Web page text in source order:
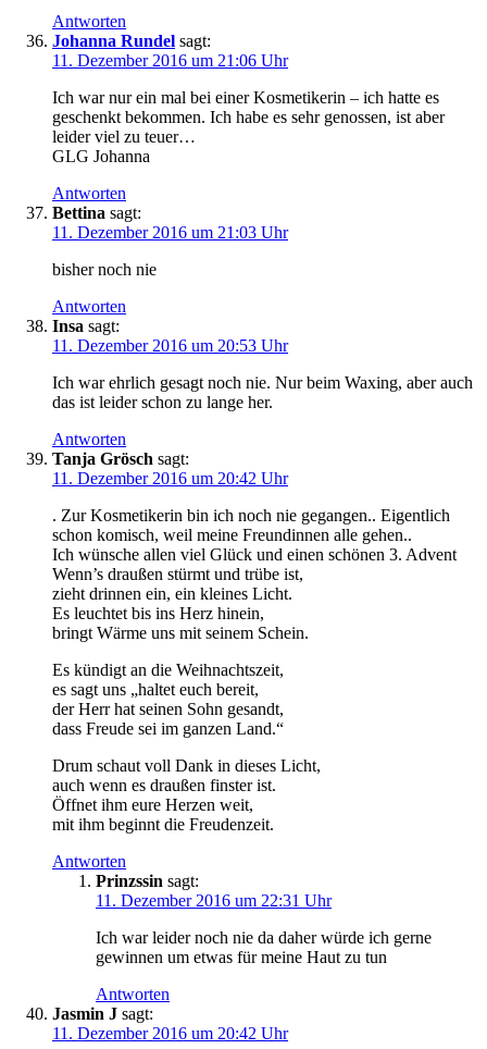
Antworten
Johanna Rundel sagt:
11. Dezember 2016 um 21:06 Uhr
Ich war nur ein mal bei einer Kosmetikerin – ich hatte es
geschenkt bekommen. Ich habe es sehr genossen, ist aber
leider viel zu teuer…
GLG Johanna
Antworten
Bettina sagt:
11. Dezember 2016 um 21:03 Uhr
bisher noch nie
Antworten
Insa sagt:
11. Dezember 2016 um 20:53 Uhr
Ich war ehrlich gesagt noch nie. Nur beim Waxing, aber auch
das ist leider schon zu lange her.
Antworten
Tanja Grösch sagt:
11. Dezember 2016 um 20:42 Uhr
. Zur Kosmetikerin bin ich noch nie gegangen.. Eigentlich
schon komisch, weil meine Freundinnen alle gehen..
Ich wünsche allen viel Glück und einen schönen 3. Advent
Wenn’s draußen stürmt und trübe ist,
zieht drinnen ein, ein kleines Licht.
Es leuchtet bis ins Herz hinein,
bringt Wärme uns mit seinem Schein.
Es kündigt an die Weihnachtszeit,
es sagt uns „haltet euch bereit,
der Herr hat seinen Sohn gesandt,
dass Freude sei im ganzen Land.“
Drum schaut voll Dank in dieses Licht,
auch wenn es draußen finster ist.
Öffnet ihm eure Herzen weit,
mit ihm beginnt die Freudenzeit.
Antworten
Prinzssin sagt:
11. Dezember 2016 um 22:31 Uhr
Ich war leider noch nie da daher würde ich gerne
gewinnen um etwas für meine Haut zu tun
Antworten
Jasmin J sagt:
11. Dezember 2016 um 20:42 Uhr